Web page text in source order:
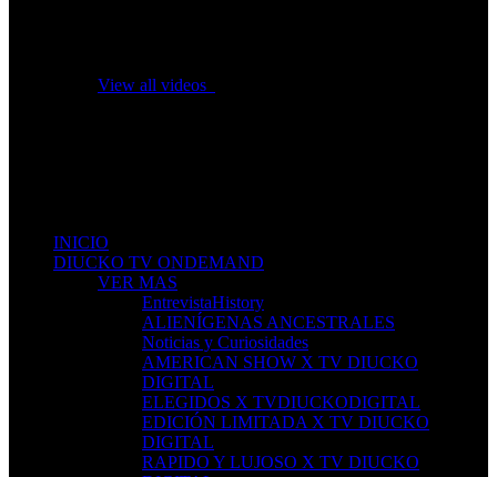
View all videos
INICIO
DIUCKO TV ONDEMAND
VER MAS
EntrevistaHistory
ALIENÍGENAS ANCESTRALES
Noticias y Curiosidades
AMERICAN SHOW X TV DIUCKO
DIGITAL
ELEGIDOS X TVDIUCKODIGITAL
EDICIÓN LIMITADA X TV DIUCKO
DIGITAL
RAPIDO Y LUJOSO X TV DIUCKO